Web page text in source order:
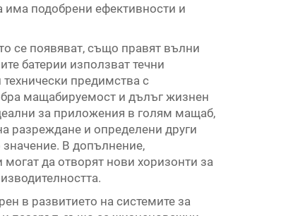
има подобрени ефективности и
се появяват, също правят вълни
батерии използват течни
предимства с
мащабируемост и дълъг жизнен
за приложения в голям мащаб,
разреждане и определени други
В допълнение,
да отворят нови хоризонти за
в развитието на системите за